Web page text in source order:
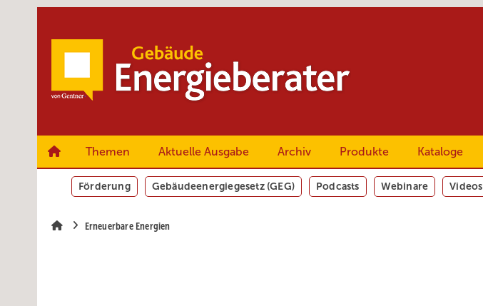
Themen Aktuelle Ausgabe Archiv Produkte Kataloge
Förderung Gebäudeenergiegesetz (GEG) Podcasts Webinare Videos
Erneuerbare Energien